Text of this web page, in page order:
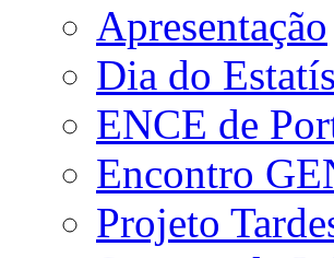
Apresentação
Dia do
ENCE de
Encontro
Projeto